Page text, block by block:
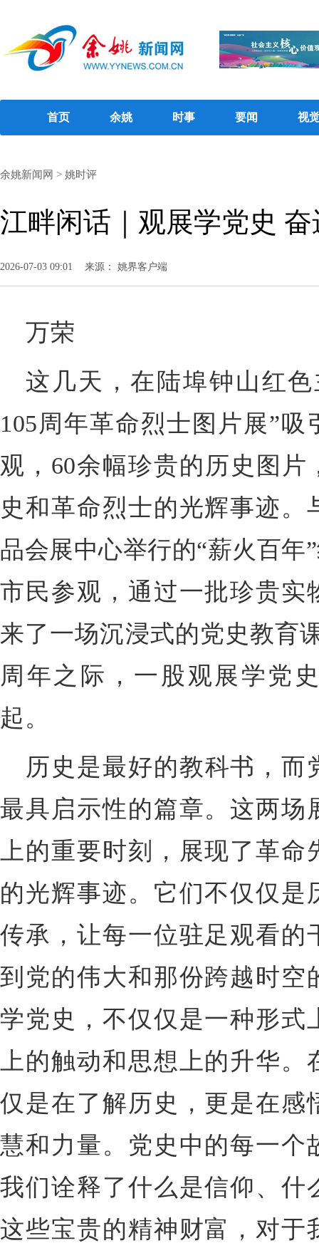
首页 余姚 时事 要闻 视
余姚新闻网 > 姚时评
江畔闲话｜观展学党史
2026-07-03 09:01 来源： 姚界客户端
万荣
这几天，在陆埠钟山红
105周年革命烈士图片展”
观，60余幅珍贵的历史图
史和革命烈士的光辉事迹
品会展中心举行的“薪火百年
市民参观，通过一批珍贵实
来了一场沉浸式的党史教育
周年之际，一股观展学党
起。
历史是最好的教科书，
最具启示性的篇章。这两场
上的重要时刻，展现了革
的光辉事迹。它们不仅仅是
传承，让每一位驻足观看的
到党的伟大和那份跨越时空
学党史，不仅仅是一种形式
上的触动和思想上的升华
仅是在了解历史，更是在感
慧和力量。党史中的每一个
我们诠释了什么是信仰、什
这些宝贵的精神财富，对于